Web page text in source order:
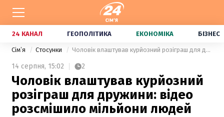
24 КАНАЛ ГЕОПОЛІТИКА ЕКОНОМІКА БІЗНЕС
Сімʼя Стосунки Чоловік влаштував курйозний розіграш для дружини: відео розсмішило мільйони людей
14 серпня, 15:02 2
Чоловік влаштував курйозний
розіграш для дружини: відео
розсмішило мільйони людей